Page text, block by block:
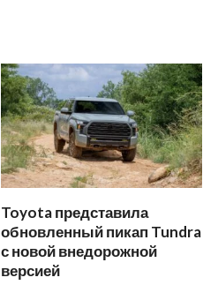
Toyota представила
обновленный пикап Tundra
с новой внедорожной
версией